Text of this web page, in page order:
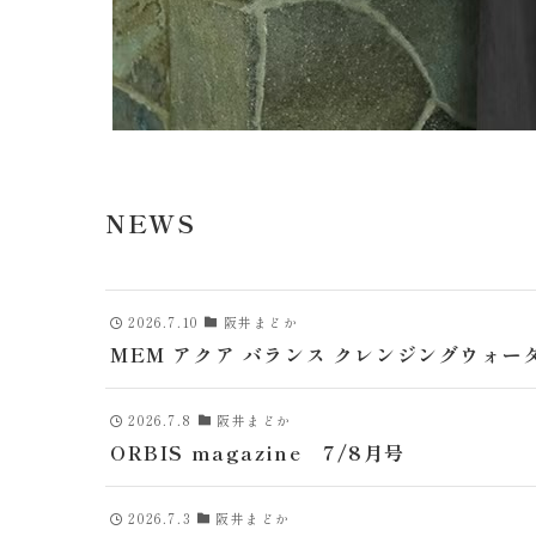
NEWS
2026.7.10 阪井まどか
MEM アクア バランス クレンジングウォー
2026.7.8 阪井まどか
ORBIS magazine 7/8月号
2026.7.3 阪井まどか